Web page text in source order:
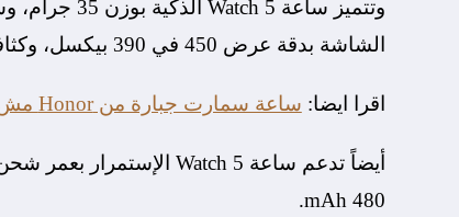
الشاشة بدقة عرض 450 في 390 بيكسل، وكثافة عرض 322 بيكسل لكل إنش.
اقرا ايضا: ساعة سمارت جبارة من Honor مش هتفرقها عن Apple Watch..وبنصف السعر
480 mAh.